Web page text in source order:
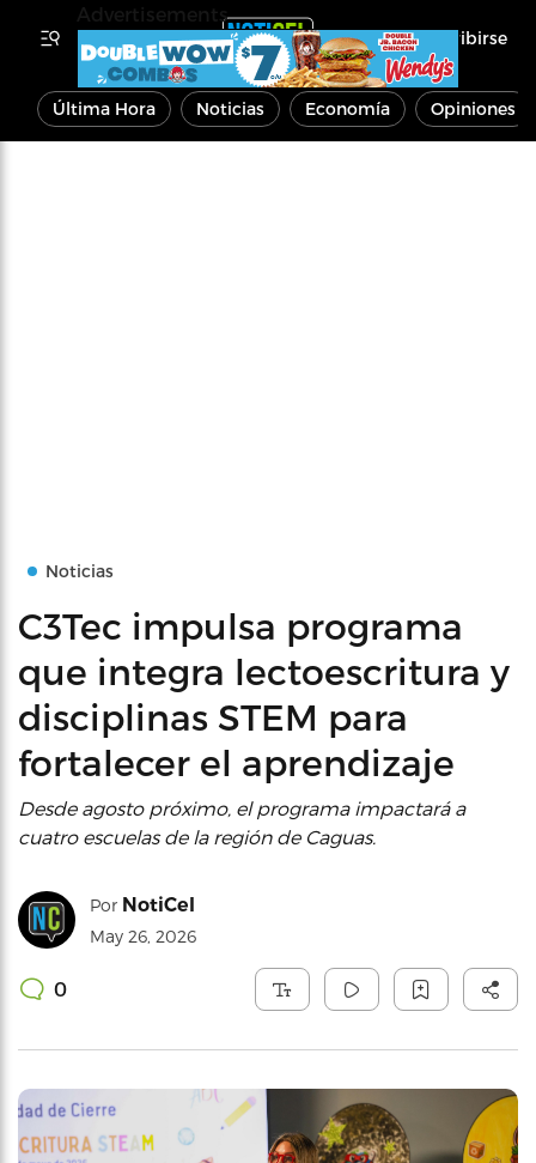
Inscribirse
Última Hora Noticias Economía Opiniones
Noticias
C3Tec impulsa programa
que integra lectoescritura y
disciplinas STEM para
fortalecer el aprendizaje
Desde agosto próximo, el programa impactará a
cuatro escuelas de la región de Caguas.
Por NotiCel
May 26, 2026
0
Advertisements